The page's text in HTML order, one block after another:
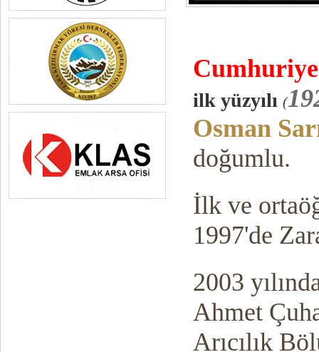
Cumhuriy
ilk yüzyılı (
Osman
doğumlu.
İlk ve
1997'de
2003
Ahmet
Arıcılık